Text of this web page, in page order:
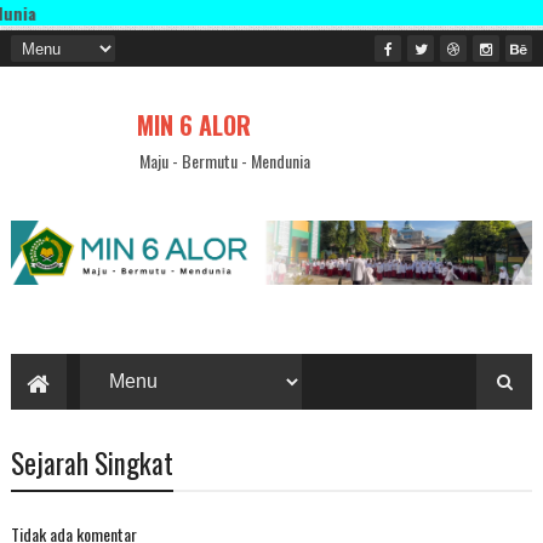
MIN 6 ALOR
Maju - Bermutu - Mendunia
Sejarah Singkat
Tidak ada komentar